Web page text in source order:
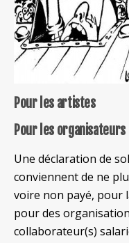
Pour les artistes
Pour les organisateurs
Une déclaration de
conviennent de ne
voire non payé, pour
pour des
collaborateur(s)